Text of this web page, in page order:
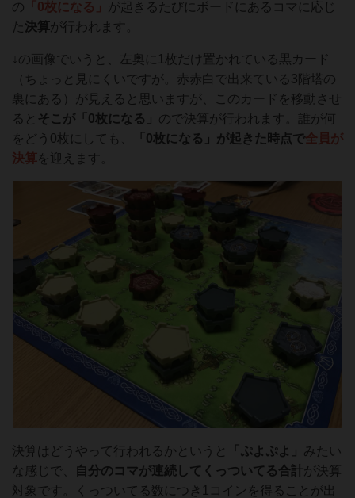
の 「0枚になる」
が起きるたびにボードにあるコマに応じ
た 決算が行われます。
↓の画像でいうと、左奥に1枚だけ置かれている黒カード
（ちょっと見にくいですが。赤赤白で出来ている3階塔の
裏にある）が見えると思いますが、このカードを移動させ
ると そこが「0枚になる」 ので決算が行われます。誰が何
をどう0枚にしても、
0枚になる」が起きた時点で全員が
決算を迎えます。
決算はどうやって行われるかというと 「ぷよぷよ」 みたい
な感じで、
自分のコマが連続してくっついてる合計が決算
対象です。くっついてる数につき1コインを得ることが出